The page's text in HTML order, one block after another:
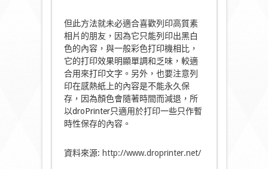
但此方法就未必適合喜歡列印高質素
相片的朋友，因為它只能列印出黑白
色的內容，與一般彩色打印機相比，
它的打印效果明顯單調和乏味，較適
合用來打印文字。另外，也要注意列
印在感熱紙上的內容是不能永久保
存，因為顏色會隨著時間而減退，所
以droPrinter只適用於打印一些只作暫
時性保存的內容。
資料來源: http://www.droprinter.net/